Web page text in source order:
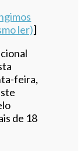
ler)]
feira,
de 18